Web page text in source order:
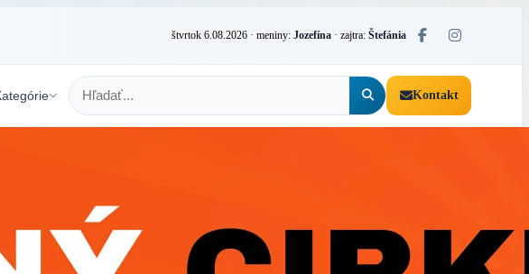
štvrtok 6.08.2026 · meniny: Jozefína · zajtra: Štefánia
Kontakt